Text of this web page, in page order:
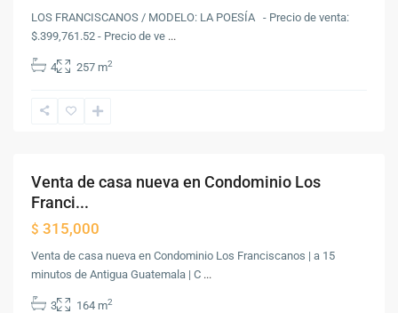
LOS FRANCISCANOS / MODELO: LA POESÍA - Precio de venta:
$.399,761.52 - Precio de ve ...
4 257 m2
Antigua
Antigua
Venta de casa nueva en Condominio Los
Franci...
$ 315,000
Venta de casa nueva en Condominio Los Franciscanos | a 15
minutos de Antigua Guatemala | C ...
3 164 m2